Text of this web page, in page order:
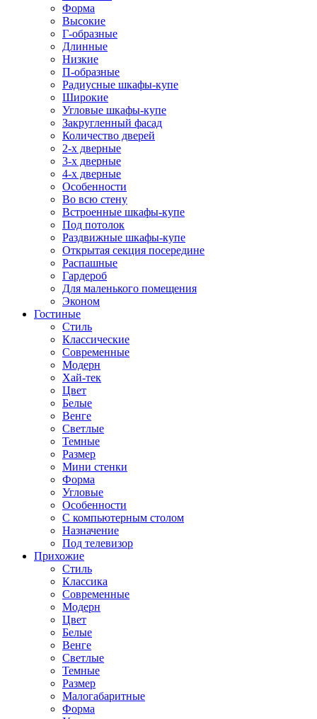
Форма
Высокие
Г-образные
Длинные
Низкие
П-образные
Радиусные шкафы-купе
Широкие
Угловые шкафы-купе
Закругленный фасад
Количество дверей
2-х дверные
3-х дверные
4-х дверные
Особенности
Во всю стену
Встроенные шкафы-купе
Под потолок
Раздвижные шкафы-купе
Открытая секция посередине
Распашные
Гардероб
Для маленького помещения
Эконом
Гостиные
Стиль
Классические
Современные
Модерн
Хай-тек
Цвет
Белые
Венге
Светлые
Темные
Размер
Мини стенки
Форма
Угловые
Особенности
С компьютерным столом
Назначение
Под телевизор
Прихожие
Стиль
Классика
Современные
Модерн
Цвет
Белые
Венге
Светлые
Темные
Размер
Малогабаритные
Форма